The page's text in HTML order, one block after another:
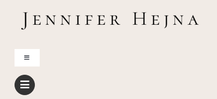
Toggle
Home